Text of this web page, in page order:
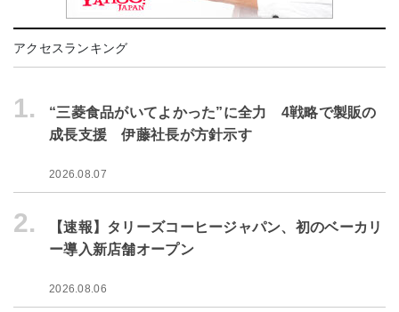
アクセスランキング
1.
“三菱食品がいてよかった”に全力 4戦略で製販の
成長支援 伊藤社長が方針示す
2026.08.07
2.
【速報】タリーズコーヒージャパン、初のベーカリ
ー導入新店舗オープン
2026.08.06